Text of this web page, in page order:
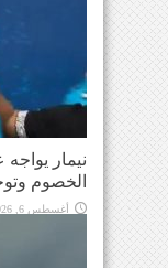
نيمار
الخصوم
أغسطس 6, 2026